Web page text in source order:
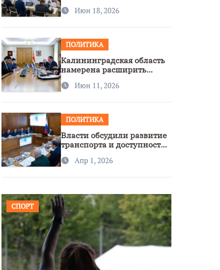
Июн 18, 2026
ПОЛИТИКА
Калининградская область
намерена расширить
Узбекистаном
Июн 11, 2026
ПОЛИТИКА
Власти обсудили развитие
транспорта и доступность
Апр 1, 2026
СПОРТ